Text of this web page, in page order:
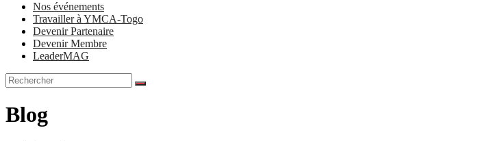
Nos événements
Travailler à YMCA-Togo
Devenir Partenaire
Devenir Membre
LeaderMAG
Blog